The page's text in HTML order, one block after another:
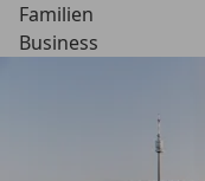
Familien
Business